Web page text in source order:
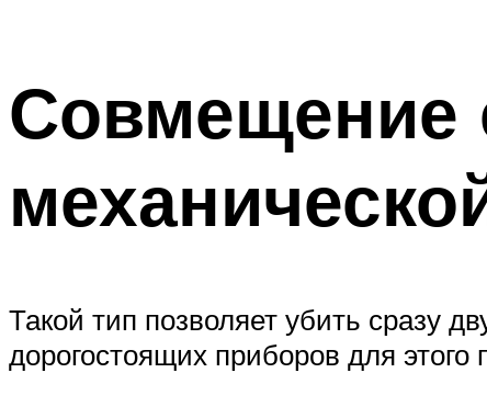
Совмещение
Такой тип позволяет убить сразу
дорогостоящих приборов для